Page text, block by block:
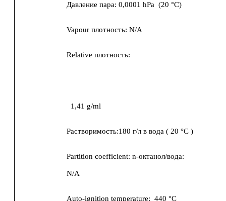
Давление пара: 0,0001 hPa (20 °C)
Vapour плотность: N/A
Relative плотность:
1,41 g/ml
Растворимость:180 г/л в вода ( 20 °C )
Partition coefficient: n-октанол/вода:
N/A
Auto-ignition temperature: 440 °C